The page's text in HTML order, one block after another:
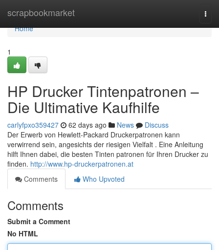
scrapbookmarket
Home
Home
1
HP Drucker Tintenpatronen –
Die Ultimative Kaufhilfe
carlyfpxo359427 62 days ago News
Discuss
Der Erwerb von Hewlett-Packard Druckerpatronen kann
verwirrend sein, angesichts der riesigen Vielfalt . Eine Anleitung
hilft Ihnen dabei, die besten Tinten patronen für Ihren Drucker zu
finden. http://www.hp-druckerpatronen.at
Comments
Who Upvoted
Comments
Submit a Comment
No HTML